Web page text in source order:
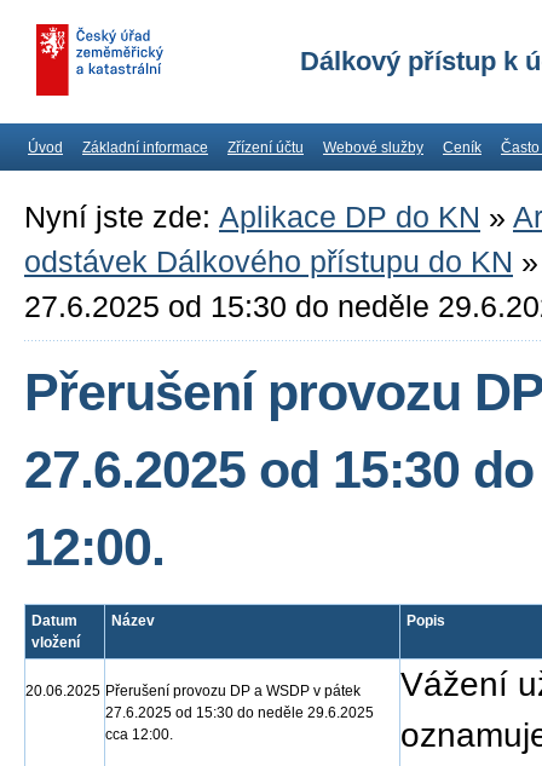
Dálkový přístup k
Úvod Základní informace Zřízení účtu Webové služby Ceník
Nyní jste zde: Aplikace DP do KN »
odstávek Dálkového přístupu do KN
27.6.2025 od 15:30 do neděle
Přerušení provozu
27.6.2025 od 15:30
12:00.
Datum
vložení
Název Popis
20.06.2025 Přerušení provozu DP a WSDP v pátek
27.6.2025 od 15:30 do neděle 29.6.2025
cca 12:00.
Vážení